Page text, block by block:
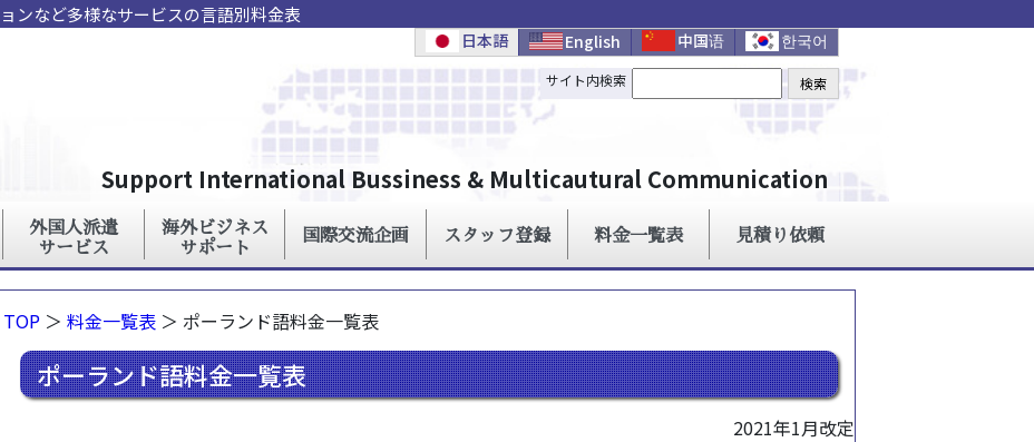
ンなど多様なサービスの言語別料金表
TOP ＞ 料金一覧表 ＞ ポーランド語料金一覧表
ポーランド語料金一覧表
2021年1月改定